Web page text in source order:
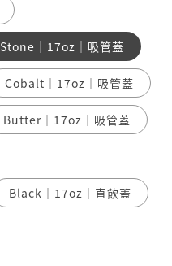
Stone｜17oz｜吸管蓋
Cobalt｜17oz｜吸管蓋
Butter｜17oz｜吸管蓋
Black｜17oz｜直飲蓋